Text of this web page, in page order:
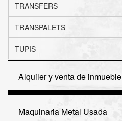
TRANSFERS
TRANSPALETS
TUPIS
Alquiler y venta de inmueble
Maquinaria Metal Usada